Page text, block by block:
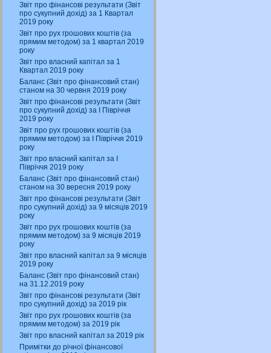
Звіт про фінансові результати (Звіт
про сукупний дохід) за 1 Квартал
2019 року
Звіт про рух грошових коштів (за
прямим методом) за 1 квартал 2019
року
Звіт про власний капітал за 1
Квартал 2019 року
Баланс (Звіт про фінансовий стан)
станом на 30 червня 2019 року
Звіт про фінансові результати (Звіт
про сукупний дохід) за І Півріччя
2019 року
Звіт про рух грошових коштів (за
прямим методом) за І Півріччя 2019
року
Звіт про власний капітал за І
Півріччя 2019 року
Баланс (Звіт про фінансовий стан)
станом на 30 вересня 2019 року
Звіт про фінансові результати (Звіт
про сукупний дохід) за 9 місяців 2019
року
Звіт про рух грошових коштів (за
прямим методом) за 9 місяців 2019
року
Звіт про власний капітал за 9 місяців
2019 року
Баланс (Звіт про фінансовий стан)
на 31.12.2019 року
Звіт про фінансові результати (Звіт
про сукупний дохід) за 2019 рік
Звіт про рух грошових коштів (за
прямим методом) за 2019 рік
Звіт про власний капітал за 2019 рік
Примітки до річної фінансової